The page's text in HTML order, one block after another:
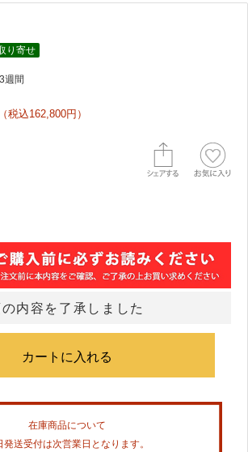
り寄せ
週間
（税込162,800円）
内容を了承しました
在庫商品について
発送受付は次営業日となります。